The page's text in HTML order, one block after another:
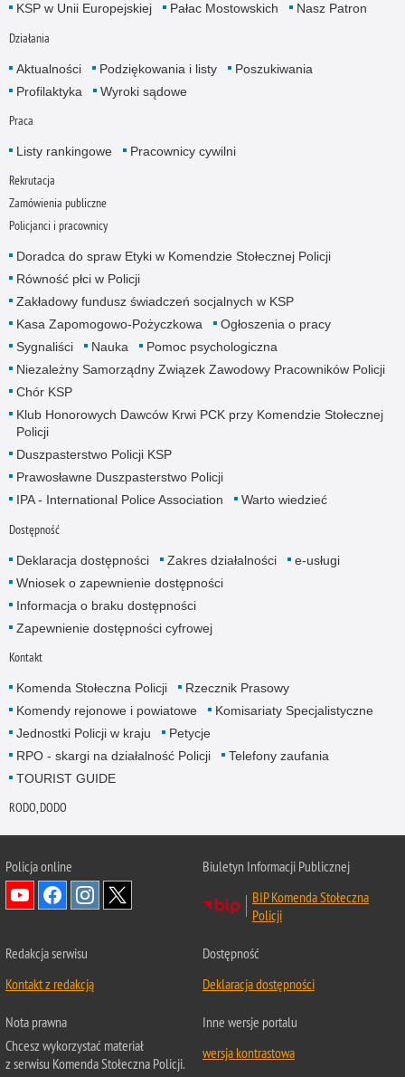
KSP w Unii Europejskiej
Pałac Mostowskich Nasz Patron
Działania
Aktualności Podziękowania i listy
Poszukiwania
Profilaktyka
Wyroki sądowe
Praca
Listy rankingowe Pracownicy cywilni
Rekrutacja
Zamówienia publiczne
Policjanci i pracownicy
Doradca do spraw Etyki w Komendzie Stołecznej Policji
Równość płci w Policji
Zakładowy fundusz świadczeń socjalnych w KSP
Kasa Zapomogowo-Pożyczkowa
Ogłoszenia o pracy
Sygnaliści
Nauka
Pomoc psychologiczna
Niezależny Samorządny Związek Zawodowy Pracowników Policji
Chór KSP
Klub Honorowych Dawców Krwi PCK przy Komendzie Stołecznej
Policji
Duszpasterstwo Policji KSP
Prawosławne Duszpasterstwo Policji
IPA - International Police Association
Warto wiedzieć
Dostępność
Deklaracja dostępności Zakres działalności
e-usługi
Wniosek o zapewnienie dostępności
Informacja o braku dostępności
Zapewnienie dostępności cyfrowej
Kontakt
Komenda Stołeczna Policji
Rzecznik Prasowy
Komendy rejonowe i powiatowe
Komisariaty Specjalistyczne
Jednostki Policji w kraju
Petycje
RPO - skargi na działalność Policji
Telefony zaufania
TOURIST GUIDE
RODO, DODO
Policja online
Biuletyn Informacji Publicznej
BIP Komenda Stołeczna
Policji
Redakcja serwisu
Kontakt z redakcją
Dostępność
Deklaracja dostępności
Nota prawna
Chcesz wykorzystać materiał
z serwisu Komenda Stołeczna Policji.
Inne wersje portalu
wersja kontrastowa